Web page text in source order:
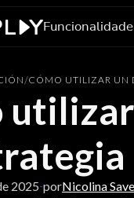
/CÓMO UTILIZAR UN
2025-porNicolina